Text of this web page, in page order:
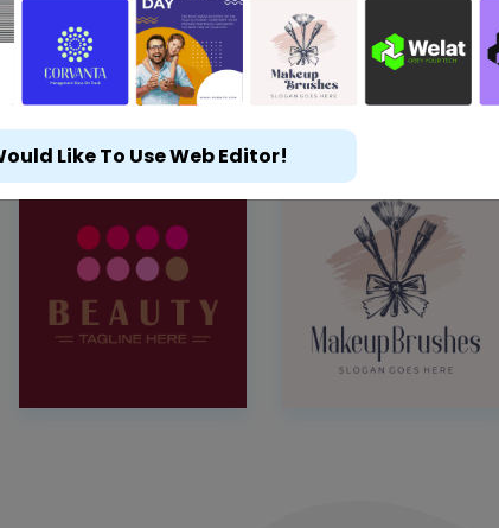
Like To Use Web Editor!